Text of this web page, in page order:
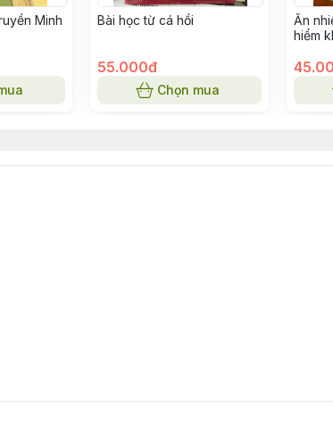
Minh Bài học từ cá hồi
55.000đ
Chọn mua
Ăn
hiểm